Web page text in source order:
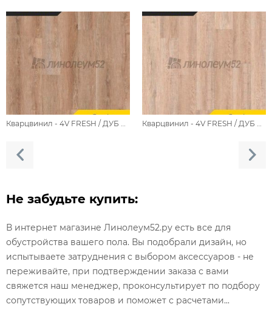
Не забудьте купить:
В интернет магазине Линолеум52.ру есть все для
обустройства вашего пола. Вы подобрали дизайн, но
испытываете затруднения с выбором аксессуаров - не
переживайте, при подтверждении заказа с вами
свяжется наш менеджер, проконсультирует по подбору
сопутствующих товаров и поможет с расчетами...